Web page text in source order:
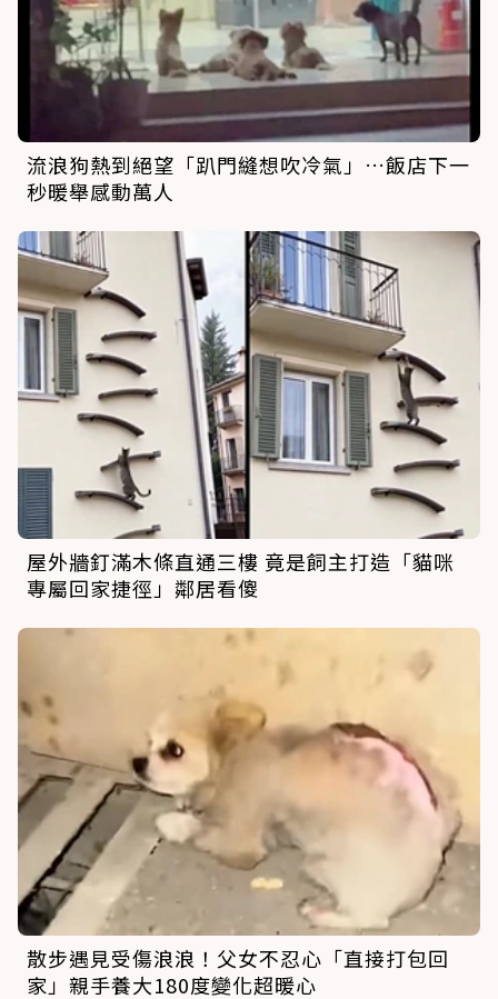
流浪狗熱到絕望「趴門縫想吹冷氣」…飯店下一
秒暖舉感動萬人
屋外牆釘滿木條直通三樓 竟是飼主打造「貓咪
專屬回家捷徑」鄰居看傻
散步遇見受傷浪浪！父女不忍心「直接打包回
家」親手養大180度變化超暖心